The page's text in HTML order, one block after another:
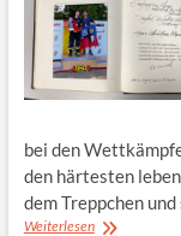
bei den
den härtesten
dem Treppchen
WeiterlesenHärtetest